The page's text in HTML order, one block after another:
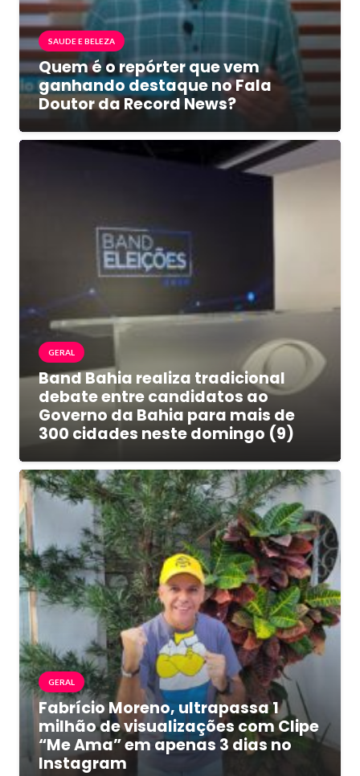
SAUDE E BELEZA
Quem é o repórter que vem
ganhando destaque no Fala
Doutor da Record News?
GERAL
Band Bahia realiza tradicional
debate entre candidatos ao
Governo da Bahia para mais de
300 cidades neste domingo (9)
GERAL
Fabrício Moreno, ultrapassa 1
milhão de visualizações com Clipe
“Me Ama” em apenas 3 dias no
Instagram